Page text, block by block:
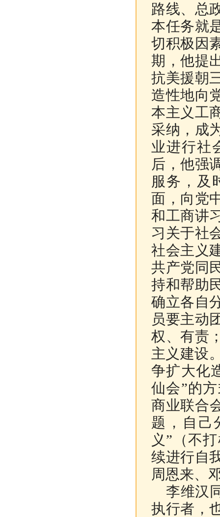
路线、总
本任务就
切积极因
期，他提
抗美援朝
造性地向
本主义工
采纳，成
业进行社
后，他强
服务，及
面，向党
和工商讲
习关于社
社会主义
共产党同
持和帮助
确立各自
员要主动
权、有责
主义建设
争扩大化
仙会”的
商业联合
题，自己
义”（不
续进行自
周恩来、
李维汉
执行者，